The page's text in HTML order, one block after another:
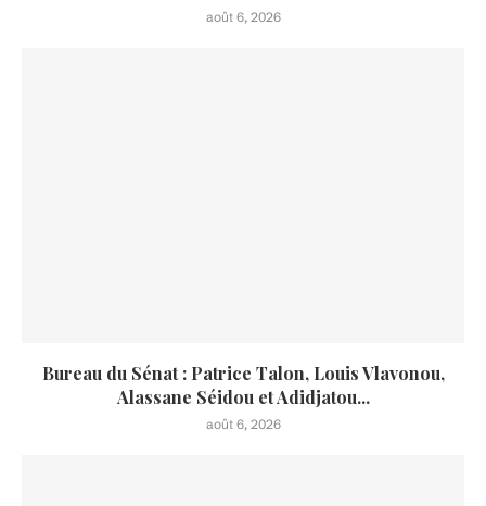
août 6, 2026
Bureau du Sénat : Patrice Talon, Louis Vlavonou,
Alassane Séidou et Adidjatou...
août 6, 2026